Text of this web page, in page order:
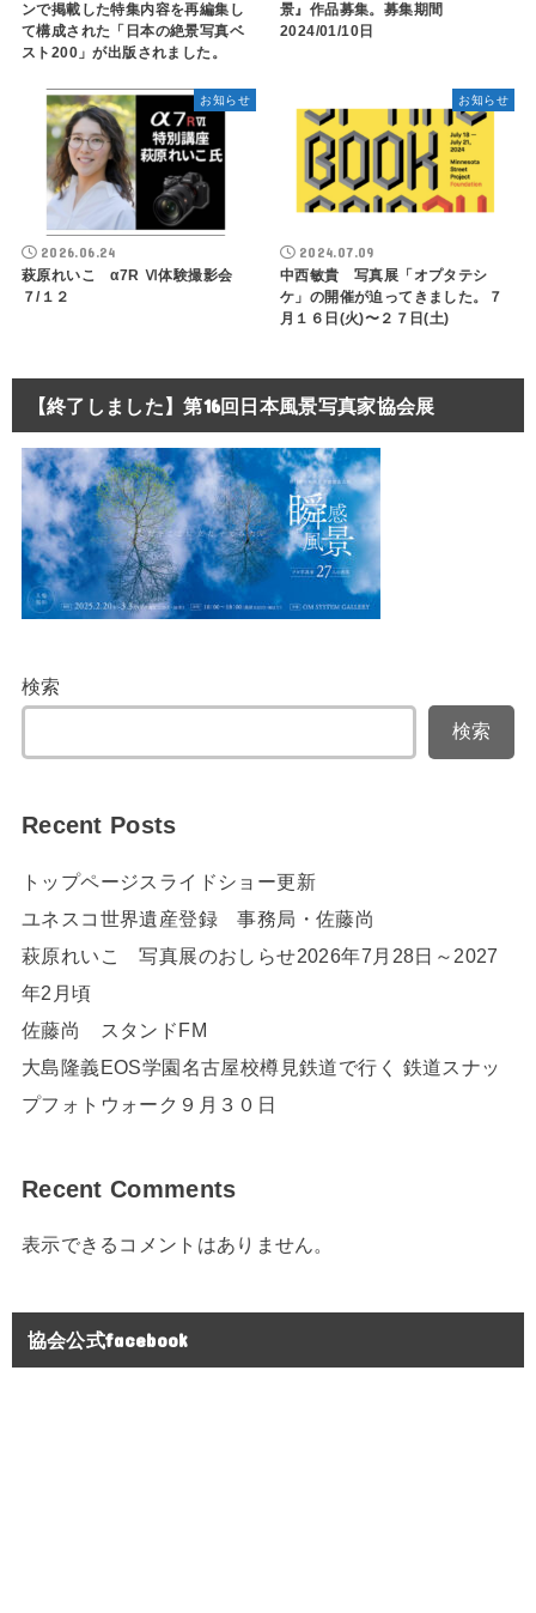
ンで掲載した特集内容を再編集し
て構成された「日本の絶景写真ベ
スト200」が出版されました。
景』作品募集。募集期間
2024/01/10日
お知らせ
2026.06.24
萩原れいこ α7R Ⅵ体験撮影会
７/１２
お知らせ
2024.07.09
中西敏貴 写真展「オプタテシ
ケ」の開催が迫ってきました。７
月１６日(火)〜２７日(土)
【終了しました】第16回日本風景写真家協会展
検索
検索
Recent Posts
トップページスライドショー更新
ユネスコ世界遺産登録 事務局・佐藤尚
萩原れいこ 写真展のおしらせ2026年7月28日～2027
年2月頃
佐藤尚 スタンドFM
大島隆義EOS学園名古屋校樽見鉄道で行く 鉄道スナッ
プフォトウォーク９月３０日
Recent Comments
表示できるコメントはありません。
協会公式facebook